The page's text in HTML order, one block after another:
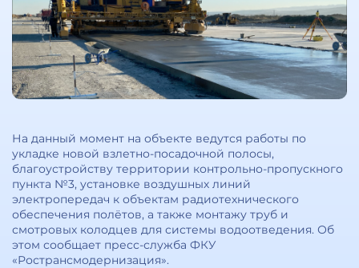
На данный момент на объекте ведутся работы по
укладке новой взлетно-посадочной полосы,
благоустройству территории контрольно-пропускного
пункта №3, установке воздушных линий
электропередач к объектам радиотехнического
обеспечения полётов, а также монтажу труб и
смотровых колодцев для системы водоотведения. Об
этом сообщает пресс-служба ФКУ
«Ространсмодернизация».